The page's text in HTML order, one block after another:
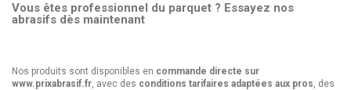
Vous êtes professionnel du parquet ? Essayez nos
abrasifs dès maintenant
Nos produits sont disponibles en commande directe sur
www.prixabrasif.fr, avec des conditions tarifaires adaptées aux pros, des